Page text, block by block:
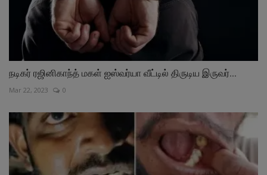
நடிகர் ரஜினிகாந்த் மகள் ஐஸ்வர்யா வீட்டில் திருடிய இருவர்...
Mar 22, 2023 0